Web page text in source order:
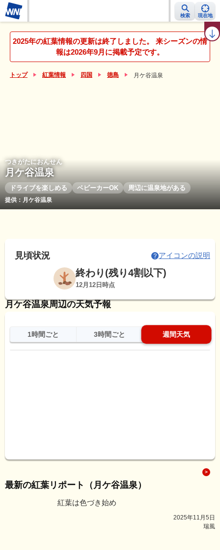
検索 現在地
紅葉レーダー 紅葉ニュース 京都 見頃カレンダー 名所ランキング
2025年の紅葉情報の更新は終了しました。 来シーズンの情
報は2026年9月に掲載予定です。
トップ 紅葉情報 四国 徳島 月ケ谷温泉
つきがたにおんせん
月ケ谷温泉
ドライブを楽しめる ベビーカーOK 周辺に温泉地がある
提供：月ケ谷温泉
見頃状況 アイコンの説明
終わり(残り4割以下)
12月12日時点
月ケ谷温泉周辺の天気予報
1時間ごと 3時間ごと 週間天気
最新の紅葉リポート（月ケ谷温泉）
紅葉は色づき始め
2025年11月5日
瑞風